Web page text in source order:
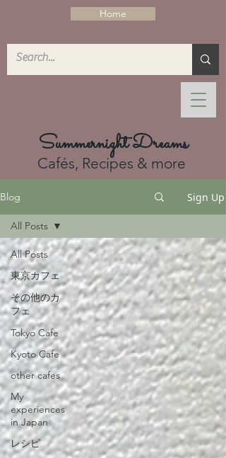
Home
Summernight Dreams
Cafés, Recipes & more
Blog Sign Up
All Posts
東京カフェ
その他のカ
フェ
Tokyo Cafe
Kyoto Cafe
other cafes
My
experiences
in Japan
レシピ
All Posts